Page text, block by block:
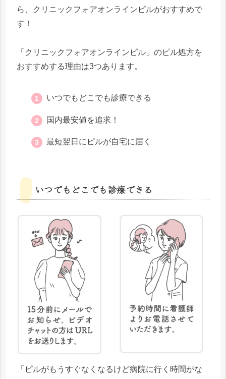
ら、クリニックフォアオンラインピルがおすすめで
す！
「クリニックフォアオンラインピル」のピル処方を
おすすめする理由は3つあります。
いつでもどこでも診療できる
国内最安値を追求！
最短翌日にピルが自宅に届く
いつでもどこでも診療できる
「ピルがもうすぐなくなるけど病院に行く時間がな